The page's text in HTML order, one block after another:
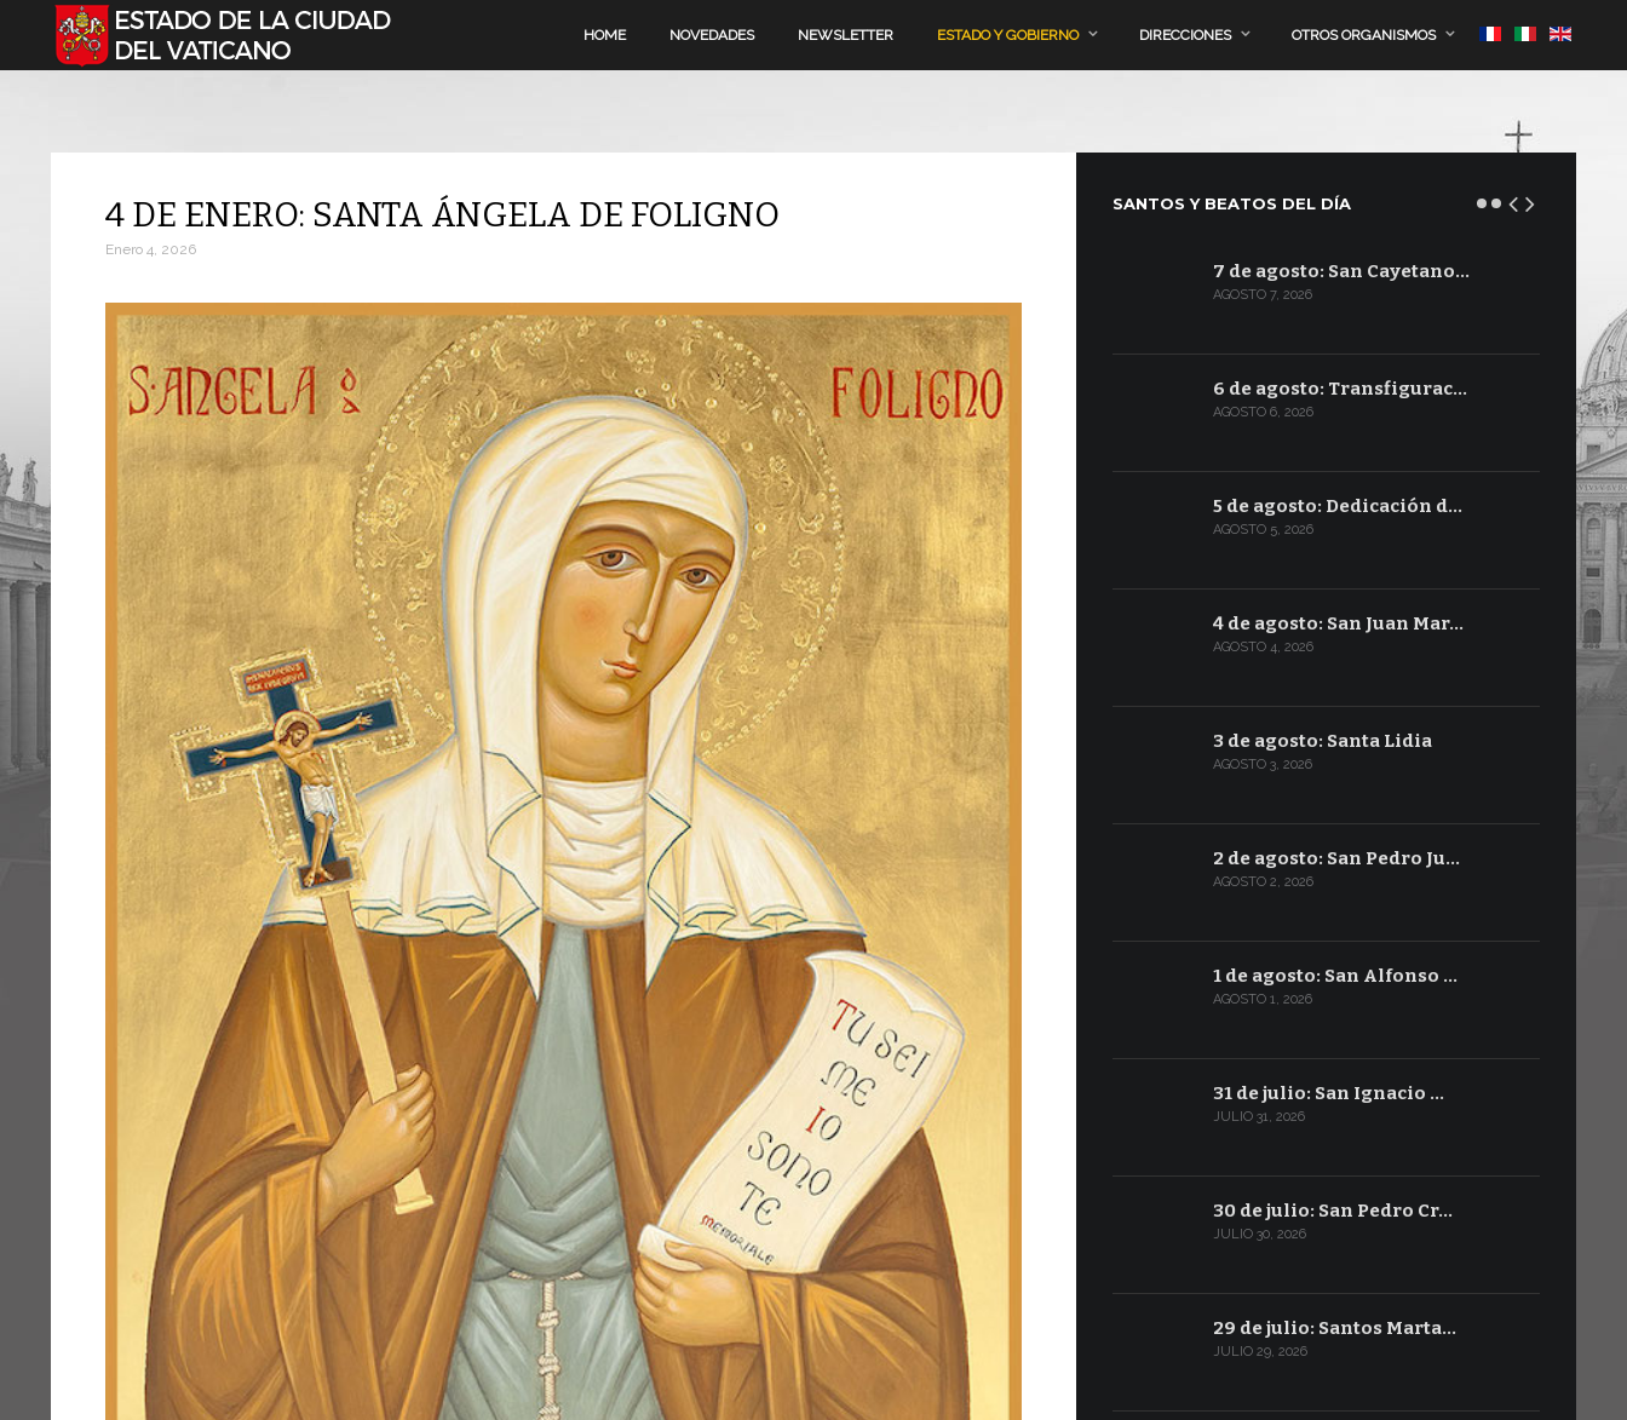
Seleccione su idioma HOME NOVEDADES NEWSLETTER ESTADO Y GOBIERNO DIRECCIONES OTROS ORGANISMOS
4 DE ENERO: SANTA ÁNGELA DE FOLIGNO
Enero 4, 2026
SANTOS Y BEATOS DEL DÍA
7 de agosto: San Cayetano…
AGOSTO 7, 2026
6 de agosto: Transfigurac…
AGOSTO 6, 2026
5 de agosto: Dedicación d…
AGOSTO 5, 2026
4 de agosto: San Juan Mar…
AGOSTO 4, 2026
3 de agosto: Santa Lidia
AGOSTO 3, 2026
2 de agosto: San Pedro Ju…
AGOSTO 2, 2026
1 de agosto: San Alfonso …
AGOSTO 1, 2026
31 de julio: San Ignacio …
JULIO 31, 2026
30 de julio: San Pedro Cr…
JULIO 30, 2026
29 de julio: Santos Marta…
JULIO 29, 2026